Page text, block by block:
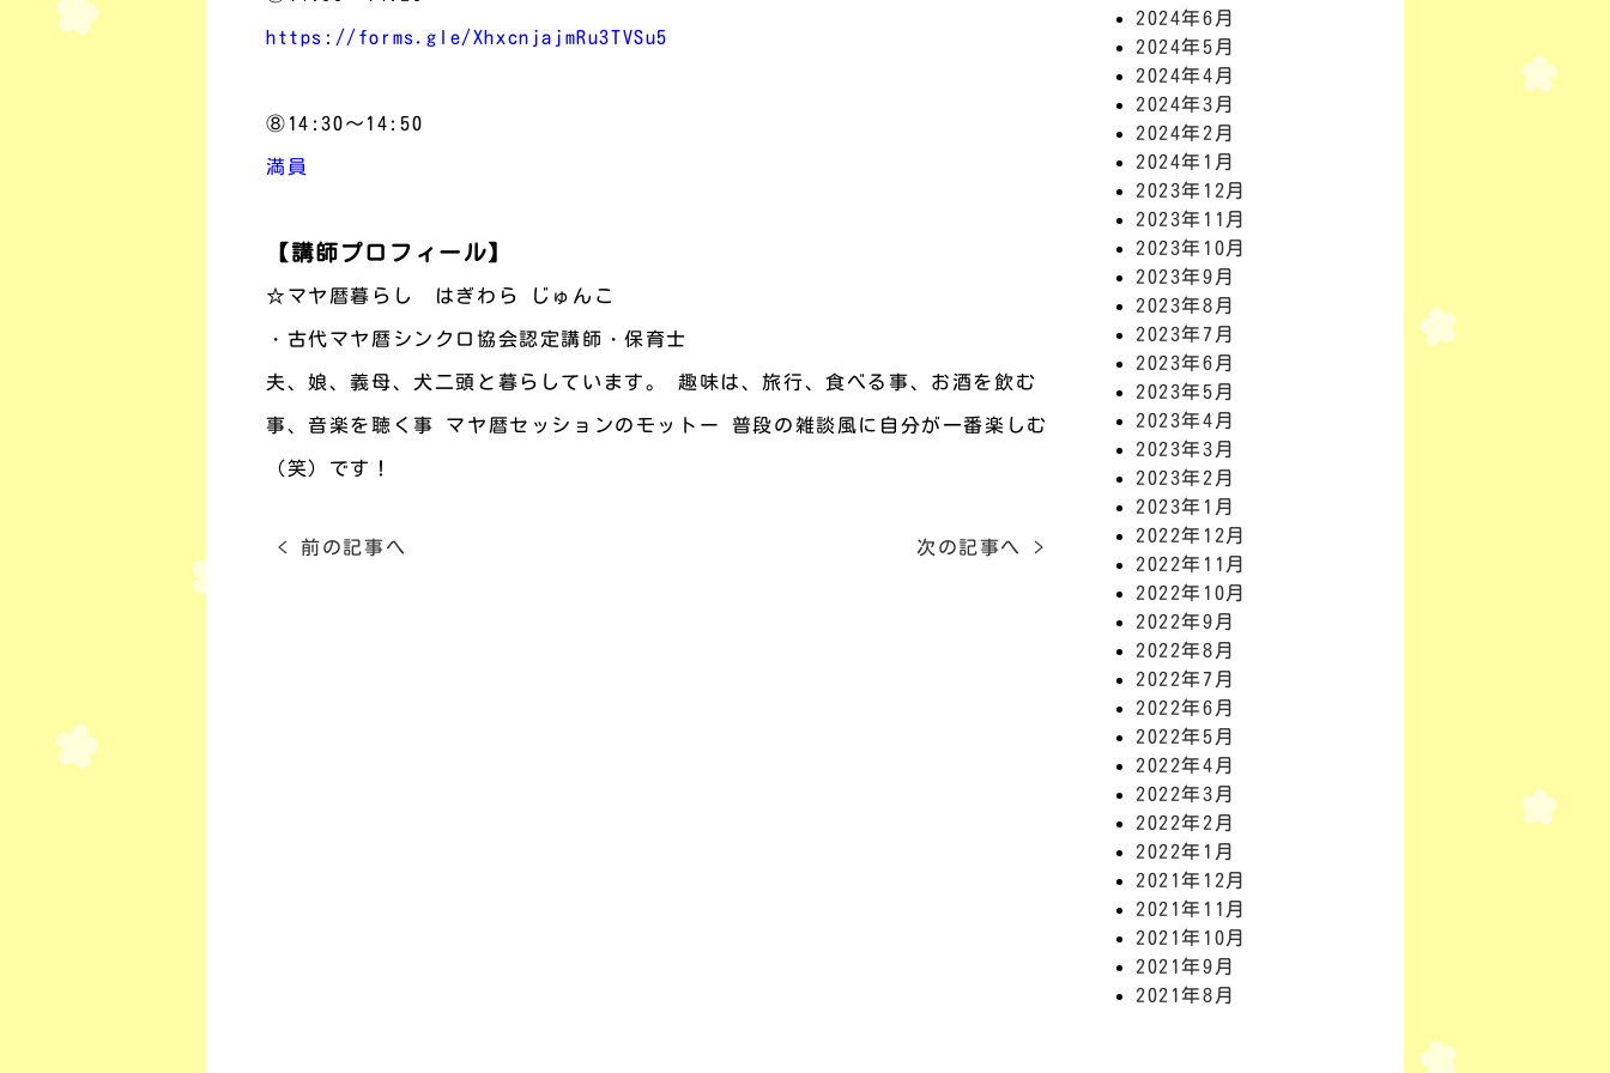
https://forms.gle/XhxcnjajmRu3TVSu5
⑧14:30～14:50
満員
【講師プロフィール】
☆マヤ暦暮らし はぎわら じゅんこ
・古代マヤ暦シンクロ協会認定講師・保育士
夫、娘、義母、犬二頭と暮らしています。 趣味は、旅行、食べる事、お酒を飲む
事、音楽を聴く事 マヤ暦セッションのモットー 普段の雑談風に自分が一番楽しむ
（笑）です！
< 前の記事へ 次の記事へ >
2024年6月
2024年5月
2024年4月
2024年3月
2024年2月
2024年1月
2023年12月
2023年11月
2023年10月
2023年9月
2023年8月
2023年7月
2023年6月
2023年5月
2023年4月
2023年3月
2023年2月
2023年1月
2022年12月
2022年11月
2022年10月
2022年9月
2022年8月
2022年7月
2022年6月
2022年5月
2022年4月
2022年3月
2022年2月
2022年1月
2021年12月
2021年11月
2021年10月
2021年9月
2021年8月